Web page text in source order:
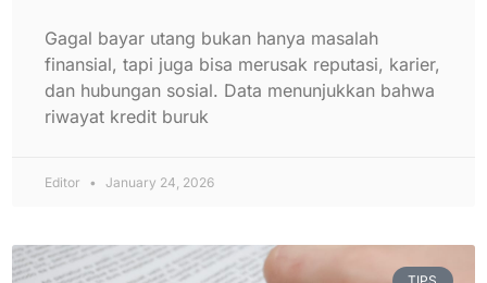
Gagal bayar utang bukan hanya masalah
finansial, tapi juga bisa merusak reputasi, karier,
dan hubungan sosial. Data menunjukkan bahwa
riwayat kredit buruk
Editor January 24, 2026